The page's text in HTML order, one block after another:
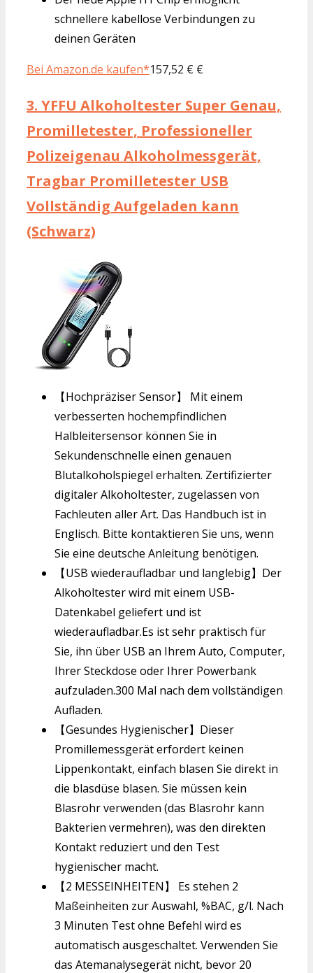
schnellere kabellose Verbindungen zu
deinen Geräten
Bei Amazon.de kaufen*157,52 € €
3. YFFU Alkoholtester Super Genau,
Promilletester, Professioneller
Polizeigenau Alkoholmessgerät,
Tragbar Promilletester USB
Vollständig Aufgeladen kann
(Schwarz)
【Hochpräziser Sensor】 Mit einem
verbesserten hochempfindlichen
Halbleitersensor können Sie in
Sekundenschnelle einen genauen
Blutalkoholspiegel erhalten. Zertifizierter
digitaler Alkoholtester, zugelassen von
Fachleuten aller Art. Das Handbuch ist in
Englisch. Bitte kontaktieren Sie uns, wenn
Sie eine deutsche Anleitung benötigen.
【USB wiederaufladbar und langlebig】Der
Alkoholtester wird mit einem USB-
Datenkabel geliefert und ist
wiederaufladbar.Es ist sehr praktisch für
Sie, ihn über USB an Ihrem Auto, Computer,
Ihrer Steckdose oder Ihrer Powerbank
aufzuladen.300 Mal nach dem vollständigen
Aufladen.
【Gesundes Hygienischer】Dieser
Promillemessgerät erfordert keinen
Lippenkontakt, einfach blasen Sie direkt in
die blasdüse blasen. Sie müssen kein
Blasrohr verwenden (das Blasrohr kann
Bakterien vermehren), was den direkten
Kontakt reduziert und den Test
hygienischer macht.
【2 MESSEINHEITEN】 Es stehen 2
Maßeinheiten zur Auswahl, %BAC, g/l. Nach
3 Minuten Test ohne Befehl wird es
automatisch ausgeschaltet. Verwenden Sie
das Atemanalysegerät nicht, bevor 20